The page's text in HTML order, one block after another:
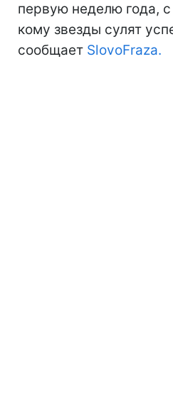
первую неделю года,
кому звезды сулят
сообщает SlovoFraza.